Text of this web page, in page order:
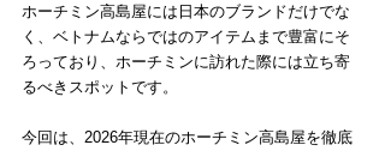
ホーチミン高島屋には日本のブランドだけでな
く、ベトナムならではのアイテムまで豊富にそ
ろっており、ホーチミンに訪れた際には立ち寄
るべきスポットです。
今回は、2026年現在のホーチミン高島屋を徹底